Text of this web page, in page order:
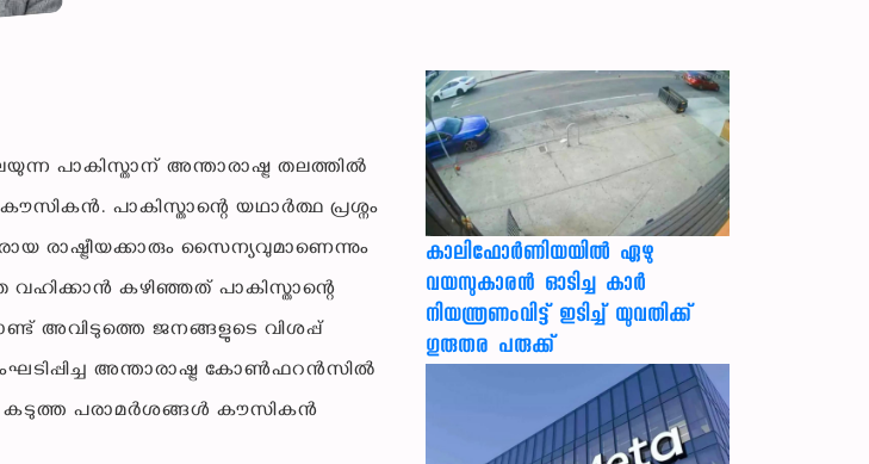
പാകിസ്താന് അന്താരാഷ്ട്ര തലത്തിൽ
പാകിസ്താന്റെ യഥാർത്ഥ പ്രശ്നം
രാഷ്ട്രീയക്കാരും സൈന്യവുമാണെന്നും
കഴിഞ്ഞത് പാകിസ്താന്റെ
അവിടുത്തെ ജനങ്ങളുടെ വിശപ്പ്
അന്താരാഷ്ട്ര കോൺഫറൻസിൽ
കടുത്ത പരാമർശങ്ങൾ കൗസികൻ
കാലിഫോര്‍ണിയയില്‍ ഏഴു
വയസുകാരന്‍ ഓടിച്ച കാര്‍
നിയന്ത്രണംവിട്ട് ഇടിച്ച് യുവതിക്ക്
ഗുരുതര പരുക്ക്